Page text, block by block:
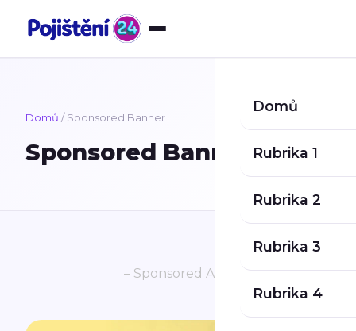
Domů
Rubrika 1
Rubrika 2
Rubrika 3
Rubrika 4
Domů / Sponsored Banner
Sponsored Banner
– Sponsored Ad –